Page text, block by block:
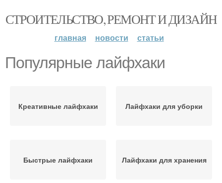
СТРОИТЕЛЬСТВО, РЕМОНТ И ДИЗАЙН
главная новости статьи
Популярные лайфхаки
Креативные лайфхаки Лайфхаки для уборки
Быстрые лайфхаки Лайфхаки для хранения